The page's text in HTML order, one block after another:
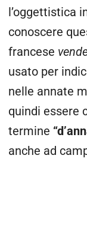
l’oggettistica
conoscere
francese
usato per
nelle annate
quindi essere
termine
anche ad